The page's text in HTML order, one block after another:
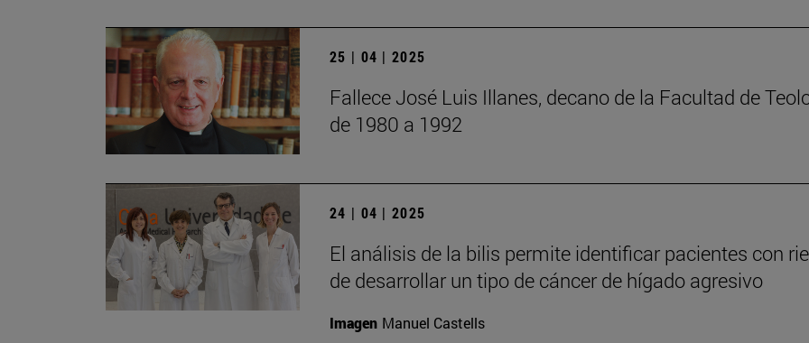
25 | 04 | 2025
Fallece José Luis Illanes, decano de la Facultad de
de 1980 a 1992
24 | 04 | 2025
El análisis de la bilis permite identificar pacientes con
de desarrollar un tipo de cáncer de hígado agresivo
Imagen Manuel Castells